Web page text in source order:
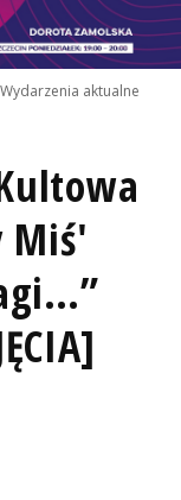
Wydarzenia aktualne
Miś'